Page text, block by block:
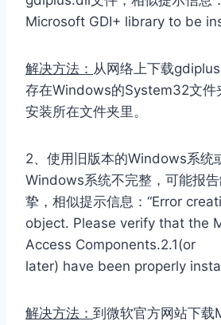
Microsoft GDI+ library to be
解决方法： 从网络上下载
存在Windows的System32文件
安装所在文件夹里。
2、使用旧版本的Windows系统
Windows系统不完整，可能报
挚，相似提示信息：“Error
object. Please verify that the
Access Components.2.1(or
later) have been properly
解决方法： 到微软官方网站下载